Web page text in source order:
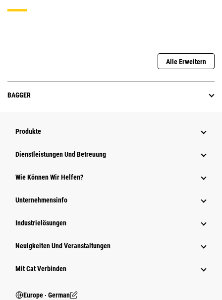
Alle Erweitern
BAGGER
Produkte
Dienstleistungen Und Betreuung
Wie Können Wir Helfen?
Unternehmensinfo
Industrielösungen
Neuigkeiten Und Veranstaltungen
Mit Cat Verbinden
Europe ‧ German